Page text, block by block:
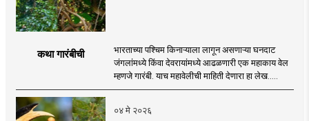
कथा गारंबीची
भारताच्या पश्चिम किनाऱ्याला लागून असणाऱ्या घनदाट
जंगलांमध्ये किंवा देवरायांमध्ये आढळणारी एक महाकाय वेल
म्हणजे गारंबी. याच महावेलीची माहिती देणारा हा लेख.....
०४ मे २०२६